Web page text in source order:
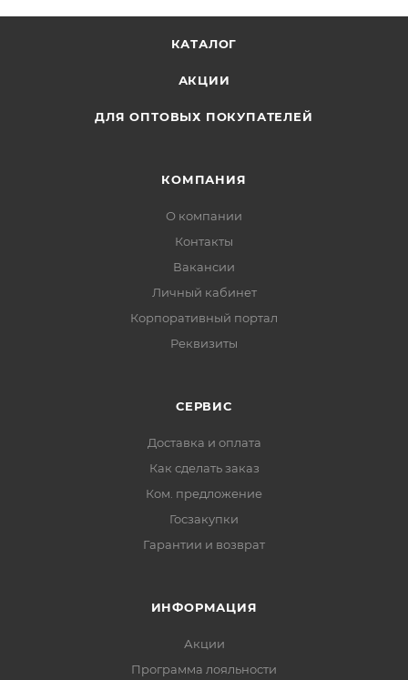
КАТАЛОГ
АКЦИИ
ДЛЯ ОПТОВЫХ ПОКУПАТЕЛЕЙ
КОМПАНИЯ
О компании
Контакты
Вакансии
Личный кабинет
Корпоративный портал
Реквизиты
СЕРВИС
Доставка и оплата
Как сделать заказ
Ком. предложение
Госзакупки
Гарантии и возврат
ИНФОРМАЦИЯ
Акции
Программа лояльности